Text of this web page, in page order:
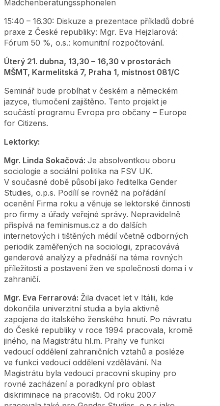
Mädchenberatungssphonelen
15:40 – 16.30: Diskuze a prezentace příkladů dobré
praxe z České republiky: Mgr. Eva Hejzlarová:
Fórum 50 %, o.s.: komunitní rozpočtování.
Úterý 21. dubna, 13,30 – 16,30 v prostorách
MŠMT, Karmelitská 7, Praha 1, místnost 081/C
Seminář bude probíhat v českém a německém
jazyce, tlumočení zajištěno. Tento projekt je
součástí programu Evropa pro občany – Europe
for Citizens.
Lektorky:
Mgr. Linda Sokačová: Je absolventkou oboru
sociologie a sociální politika na FSV UK.
V současné době působí jako ředitelka Gender
Studies, o.p.s. Podílí se rovněž na pořádání
ocenění Firma roku a věnuje se lektorské činnosti
pro firmy a úřady veřejné správy. Nepravidelně
přispívá na feminismus.cz a do dalších
internetových i tištěných médií včetně odborných
periodik zaměřených na sociologii, zpracovává
genderové analýzy a přednáší na téma rovných
příležitosti a postavení žen ve společnosti doma i v
zahraničí.
Mgr. Eva Ferrarová: Žila dvacet let v Itálii, kde
dokončila univerzitní studia a byla aktivně
zapojena do italského ženského hnutí. Po návratu
do České republiky v roce 1994 pracovala, kromě
jiného, na Magistrátu hl.m. Prahy ve funkci
vedoucí oddělení zahraničních vztahů a posléze
ve funkci vedoucí oddělení vzdělávání. Na
Magistrátu byla vedoucí pracovní skupiny pro
rovné zacházení a poradkyní pro oblast
diskriminace na pracovišti. Od roku 2007